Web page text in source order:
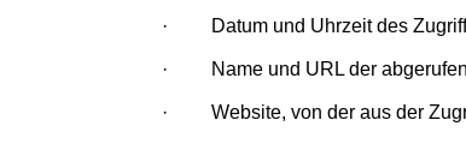
· Datum und Uhrzeit des
· Name und URL der
· Website, von der aus der